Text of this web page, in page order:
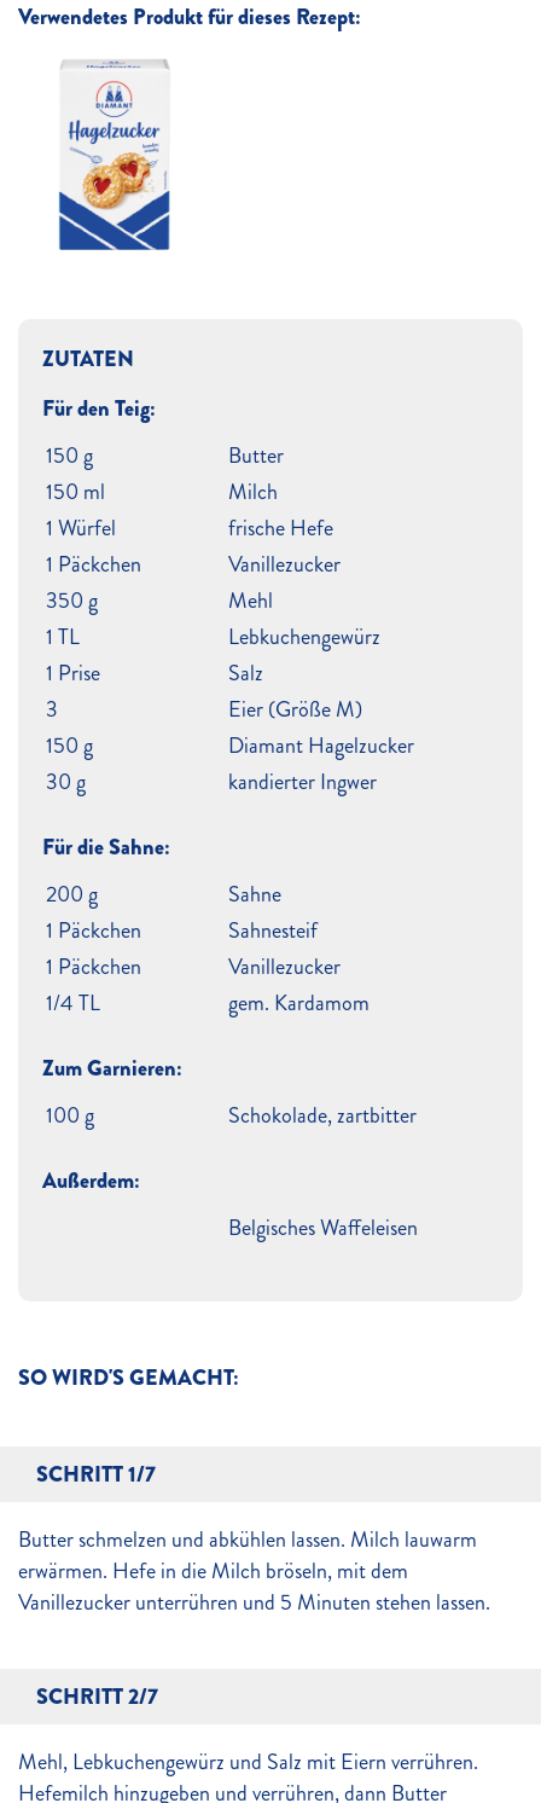
Verwendetes Produkt für dieses Rezept:
SO WIRD'S GEMACHT:
SCHRITT 1/7
Butter schmelzen und abkühlen lassen. Milch lauwarm
erwärmen. Hefe in die Milch bröseln, mit dem
Vanillezucker unterrühren und 5 Minuten stehen lassen.
SCHRITT 2/7
Mehl, Lebkuchengewürz und Salz mit Eiern verrühren.
Hefemilch hinzugeben und verrühren, dann Butter
ZUTATEN
Für den Teig:
150 g
Butter
150 ml
Milch
1 Würfel
frische Hefe
1 Päckchen
Vanillezucker
350 g
Mehl
1 TL
Lebkuchengewürz
1 Prise
Salz
3
Eier (Größe M)
150 g
Diamant Hagelzucker
30 g
kandierter Ingwer
Für die Sahne:
200 g
Sahne
1 Päckchen
Sahnesteif
1 Päckchen
Vanillezucker
1/4 TL
gem. Kardamom
Zum Garnieren:
100 g
Schokolade, zartbitter
Außerdem:
Belgisches Waffeleisen